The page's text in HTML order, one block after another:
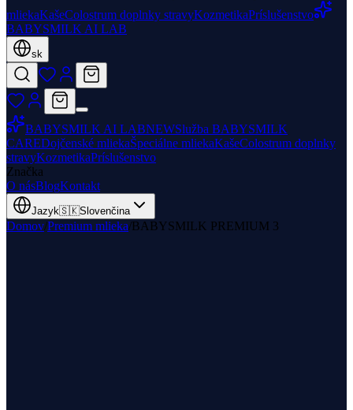
mliekaKašeColostrum doplnky stravyKozmetikaPríslušenstvo
BABYSMILK AI LAB
sk
BABYSMILK AI LABNEWSlužba BABYSMILK
CAREDojčenské mliekaŠpeciálne mliekaKašeColostrum doplnky
stravyKozmetikaPríslušenstvo
Značka
O násBlogKontakt
Jazyk🇸🇰Slovenčina
Domov/Premium mlieka/BABYSMILK PREMIUM 3